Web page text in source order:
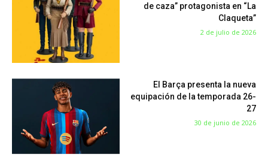
de caza” protagonista en “La
Claqueta”
2 de julio de 2026
El Barça presenta la nueva
equipación de la temporada 26-
27
30 de junio de 2026